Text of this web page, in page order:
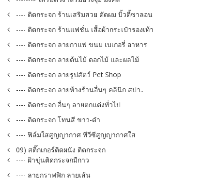
---- ติดกระจก ร้านเสริมสวย ตัดผม บิ้วตี้ซาลอน
---- ติดกระจก ร้านแฟชั่น เสื้อผ้ากระเป๋ารองเท้า
---- ติดกระจก ลายกาแฟ ขนม เบเกอรี่ อาหาร
---- ติดกระจก ลายต้นไม้ ดอกไม้ และผลไม้
---- ติดกระจก ลายรูปสัตว์ Pet Shop
---- ติดกระจก ลายห้างร้านอื่นๆ คลินิก สปา..
---- ติดกระจก อื่นๆ ลายตกแต่งทั่วไป
---- ติดกระจก โทนสี ขาว-ดำ
---- ฟิล์มใสสูญญากาศ พีวีซีสูญญากาศใส
09) สติ๊กเกอร์ติดผนัง ติดกระจก
---- ฝ้าขุ่นติดกระจกมีกาว
---- ลายกราฟฟิก ลายเส้น